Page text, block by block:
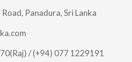
Panadura, Sri Lanka
/ (+94) 077 1229191